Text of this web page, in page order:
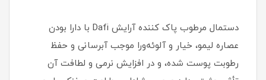
دستمال مرطوب پاک کننده آرایش Dafi با دارا بودن
عصاره لیمو، خیار و آلوئه‌ورا موجب آبرسانی و حفظ
رطوبت پوست شده، و در افزایش نرمی و لطافت آن